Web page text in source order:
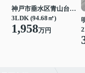
神戸市垂水区青山台７丁目
3LDK (94.68㎡)
1,958万円